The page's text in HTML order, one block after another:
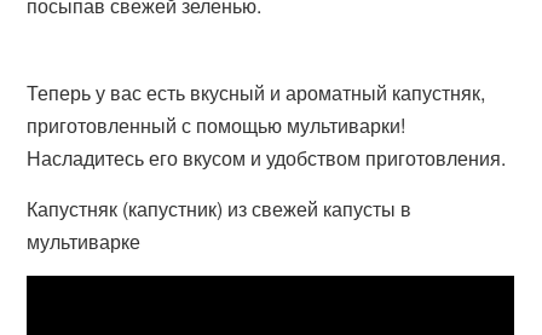
Теперь у вас есть вкусный и ароматный капустняк,
приготовленный с помощью мультиварки!
Насладитесь его вкусом и удобством приготовления.
Капустняк (капустник) из свежей капусты в
мультиварке